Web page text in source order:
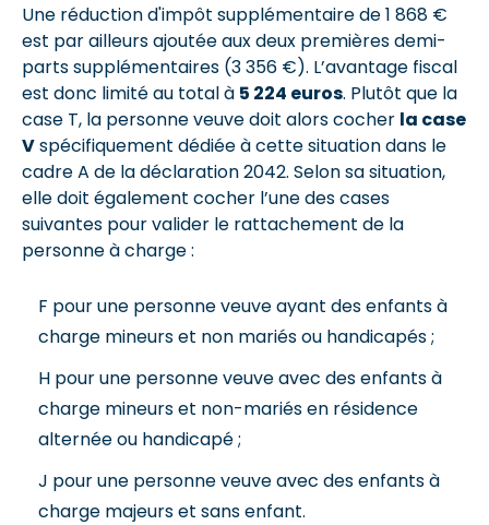
Une réduction d'impôt supplémentaire de 1 868 €
est par ailleurs ajoutée aux deux premières demi-
parts supplémentaires (3 356 €). L’avantage fiscal
est donc limité au total à 5 224 euros. Plutôt que la
case T, la personne veuve doit alors cocher la case
Vspécifiquement dédiée à cette situation dans le
cadre A de la déclaration 2042. Selon sa situation,
elle doit également cocher l’une des cases
suivantes pour valider le rattachement de la
personne à charge :
F pour une personne veuve ayant des enfants à
charge mineurs et non mariés ou handicapés ;
H pour une personne veuve avec des enfants à
charge mineurs et non-mariés en résidence
alternée ou handicapé ;
J pour une personne veuve avec des enfants à
charge majeurs et sans enfant.